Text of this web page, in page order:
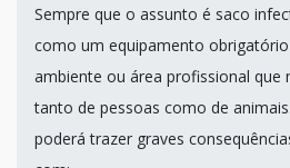
Sempre que o assunto é saco
como um equipamento
ambiente ou área profissional que
tanto de pessoas como de
poderá trazer graves